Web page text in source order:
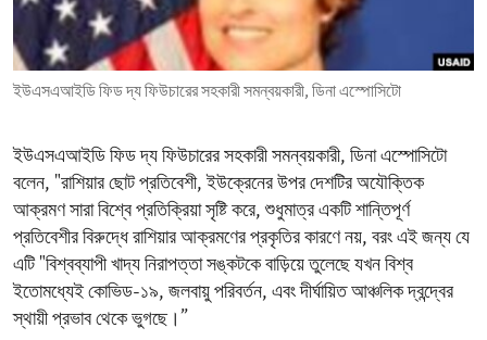
ENVIRONMENT AND HEALTH
IDEALS AND INSTITUTIONS
ইউএসএআইডি ফিড দ্য ফিউচারের সহকারী সমন্বয়কারী, ডিনা এস্পোসিটো
ইউএসএআইডি ফিড দ্য ফিউচারের সহকারী সমন্বয়কারী, ডিনা এস্পোসিটো
বলেন, "রাশিয়ার ছোট প্রতিবেশী, ইউক্রেনের উপর দেশটির অযৌক্তিক
আক্রমণ সারা বিশ্বে প্রতিক্রিয়া সৃষ্টি করে, শুধুমাত্র একটি শান্তিপূর্ণ
প্রতিবেশীর বিরুদ্ধে রাশিয়ার আক্রমণের প্রকৃতির কারণে নয়, বরং এই জন্য যে
এটি "বিশ্বব্যাপী খাদ্য নিরাপত্তা সঙ্কটকে বাড়িয়ে তুলেছে যখন বিশ্ব
ইতোমধ্যেই কোভিড-১৯, জলবায়ু পরিবর্তন, এবং দীর্ঘায়িত আঞ্চলিক দ্বন্দ্বের
স্থায়ী প্রভাব থেকে ভুগছে।”